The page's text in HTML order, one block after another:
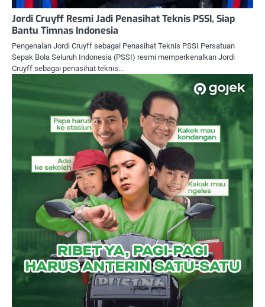
Jordi Cruyff Resmi Jadi Penasihat Teknis PSSI, Siap
Bantu Timnas Indonesia
Pengenalan Jordi Cruyff sebagai Penasihat Teknis PSSI Persatuan
Sepak Bola Seluruh Indonesia (PSSI) resmi memperkenalkan Jordi
Cruyff sebagai penasihat teknis…